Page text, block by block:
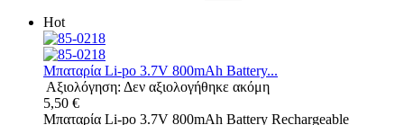
Hot
Μπαταρία Li-po 3.7V 800mAh Battery...
Αξιολόγηση: Δεν αξιολογήθηκε ακόμη
5,50 €
Μπαταρία Li-po 3.7V 800mAh Battery Rechargeable